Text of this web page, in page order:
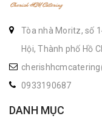
Tòa nhà Moritz, số
Hội, Thành phố Hồ
0933190687
DANH MỤC